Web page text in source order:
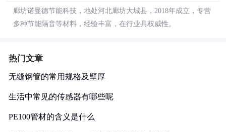
廊坊诺曼德节能科技，地处河北廊坊大城县，2018年成立，专营
多种节能隔音等材料，经验丰富，在行业具权威性。
热门文章
无缝钢管的常用规格及壁厚
生活中常见的传感器有哪些呢
PE100管材的含义是什么